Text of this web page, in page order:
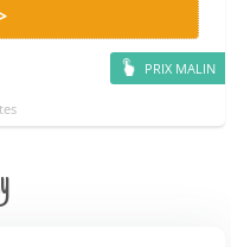
PRIX MALIN